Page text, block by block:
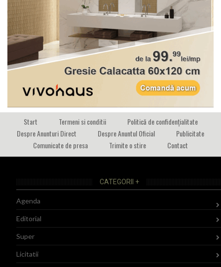
Start Termeni si conditii
Politică de confidențialitate
Despre Anunturi Direct
Despre Anuntul Oficial
Publicitate
Comunicate de presa
Trimite o stire Contact
CATEGORII +
Agenda
Editorial
Super
Licitatii